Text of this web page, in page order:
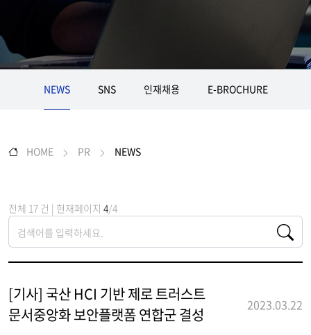
NEWS SNS 인재채용 E-BROCHURE
HOME PR NEWS
전체 17 건 | 현재페이지 4/4
[기사] 국산 HCI 기반 제로 트러스트
문서중앙화 보안플랫폼 연합군 결성
2023.03.22